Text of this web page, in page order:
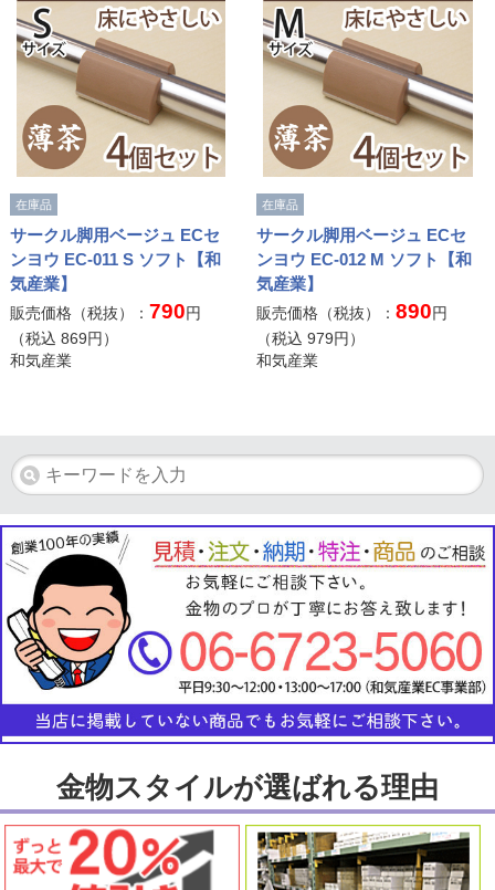
在庫品
サークル脚用ベージュ ECセ
ンヨウ EC-011 S ソフト【和
気産業】
販売価格（税抜）： 790円
（税込 869円）
和気産業
在庫品
サークル脚用ベージュ ECセ
ンヨウ EC-012 M ソフト【和
気産業】
販売価格（税抜）：890円
（税込979円）
和気産業
金物スタイルが選ばれる理由